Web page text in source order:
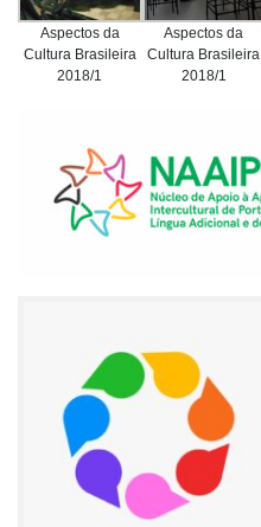
Aspectos da
Cultura Brasileira
2018/1
Aspectos da
Cultura Brasileira
2018/1